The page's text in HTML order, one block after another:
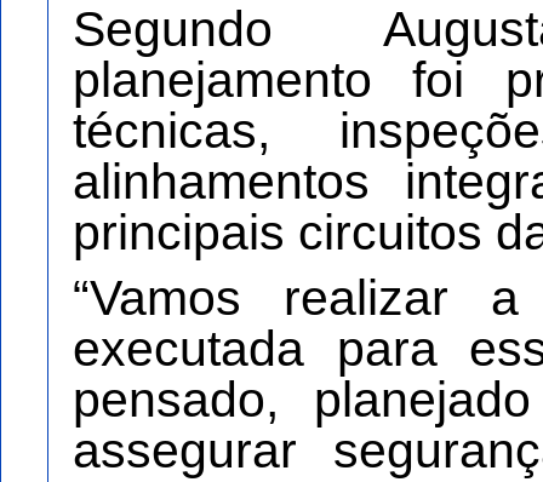
Segundo
planejamento foi
técnicas,
alinhamentos
principais circuitos
“Vamos realizar
executada para
pensado,
assegurar